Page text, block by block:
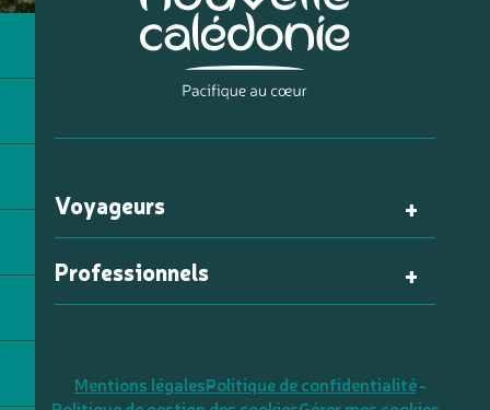
Voyageurs
Professionnels
Mentions légalesPolitique de confidentialité